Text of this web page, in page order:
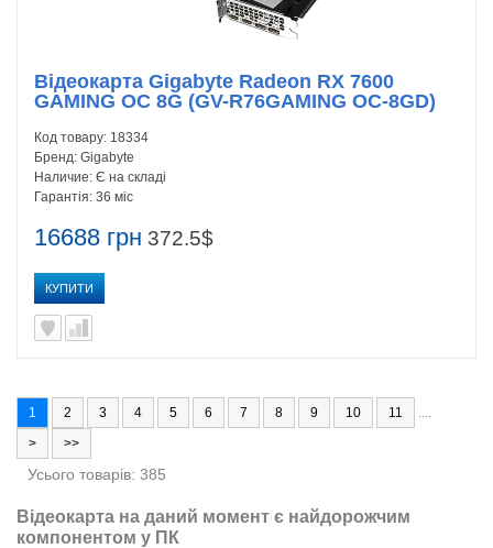
16688 грн 372.5$
КУПИТИ
Відеокарта Gigabyte Radeon RX 7600
GAMING OC 8G (GV-R76GAMING OC-8GD)
Код товару: 18334
Бренд: Gigabyte
Наличие: Є на складі
Гарантія: 36 міс
1 2 3 4 5 6 7 8 9 10 11
....
>
>>
Усього товарів: 385
Відеокарта на даний момент є найдорожчим
компонентом у ПК